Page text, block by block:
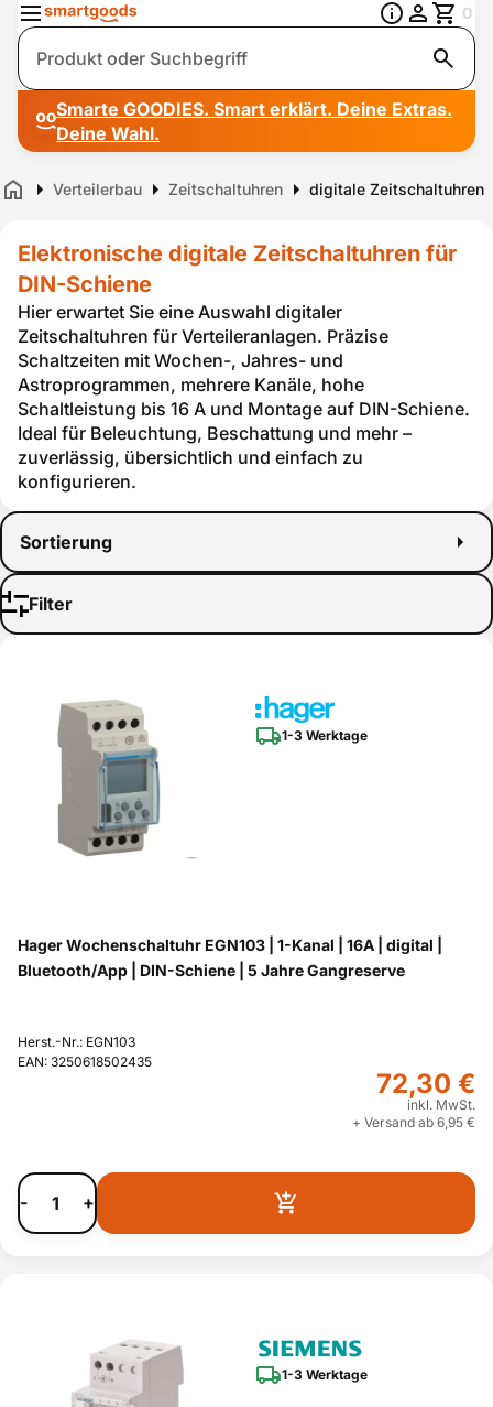
Suche
0
Smarte GOODIES. Smart erklärt. Deine Extras.
Deine Wahl.
Home Verteilerbau Zeitschaltuhren digitale Zeitschaltuhren
Sortierung
Filter
Elektronische digitale Zeitschaltuhren für
DIN-Schiene
Hier erwartet Sie eine Auswahl digitaler
Zeitschaltuhren für Verteileranlagen. Präzise
Schaltzeiten mit Wochen-, Jahres- und
Astroprogrammen, mehrere Kanäle, hohe
Schaltleistung bis 16 A und Montage auf DIN-Schiene.
Ideal für Beleuchtung, Beschattung und mehr –
zuverlässig, übersichtlich und einfach zu
konfigurieren.
1-3 Werktage
Hager Wochenschaltuhr EGN103 | 1-Kanal | 16A | digital |
Bluetooth/App | DIN-Schiene | 5 Jahre Gangreserve
Herst.-Nr.: EGN103
EAN: 3250618502435
72,30 €
inkl. MwSt.
+ Versand ab 6,95 €
- +
1-3 Werktage